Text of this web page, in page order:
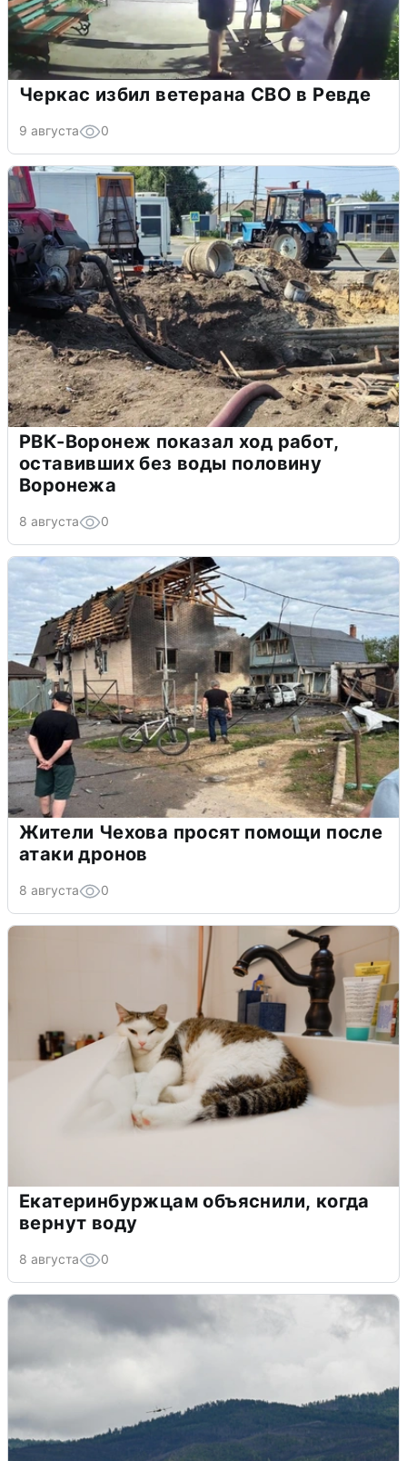
Черкас избил ветерана СВО в Ревде
9 августа 0
РВК-Воронеж показал ход работ,
оставивших без воды половину
Воронежа
8 августа 0
Жители Чехова просят помощи после
атаки дронов
8 августа 0
Екатеринбуржцам объяснили, когда
вернут воду
8 августа 0